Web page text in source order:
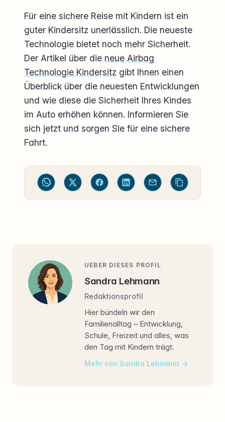
Für eine sichere Reise mit Kindern ist ein
guter Kindersitz unerlässlich. Die neueste
Technologie bietet noch mehr Sicherheit.
Der Artikel über die neue Airbag
Technologie Kindersitz gibt Ihnen einen
Überblick über die neuesten Entwicklungen
und wie diese die Sicherheit Ihres Kindes
im Auto erhöhen können. Informieren Sie
sich jetzt und sorgen Sie für eine sichere
Fahrt.
UEBER DIESES PROFIL
Sandra Lehmann
Redaktionsprofil
Hier bündeln wir den
Familienalltag – Entwicklung,
Schule, Freizeit und alles, was
den Tag mit Kindern trägt.
Mehr von Sandra Lehmann